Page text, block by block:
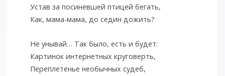
Устав за посиневшей птицей бегать,
Как, мама-мама, до седин дожить?
Не унывай… Так было, есть и будет:
Картинок интернетных круговерть,
Переплетенье необычных судеб,